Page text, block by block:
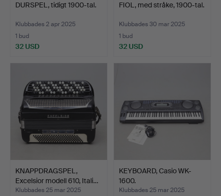
DURSPEL, tidigt 1900-tal.
Klubbades 2 apr 2025
1 bud
32 USD
FIOL, med stråke, 1900-tal.
Klubbades 30 mar 2025
1 bud
32 USD
KNAPPDRAGSPEL,
Excelsior modell 610, Itali…
Klubbades 25 mar 2025
KEYBOARD, Casio WK-
1600.
Klubbades 25 mar 2025